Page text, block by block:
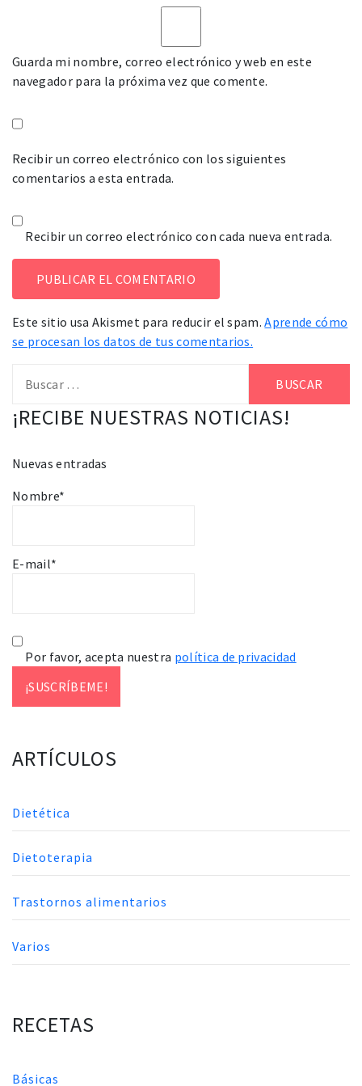
Guarda mi nombre, correo electrónico y web en este
navegador para la próxima vez que comente.
Recibir un correo electrónico con los siguientes
comentarios a esta entrada.
Recibir un correo electrónico con cada nueva entrada.
Este sitio usa Akismet para reducir el spam.Aprende cómo
se procesan los datos de tus comentarios.
¡RECIBE NUESTRAS NOTICIAS!
Nuevas entradas
Nombre*
E-mail*
Por favor, acepta nuestra política de privacidad
ARTÍCULOS
Dietética
Dietoterapia
Trastornos alimentarios
Varios
RECETAS
Básicas